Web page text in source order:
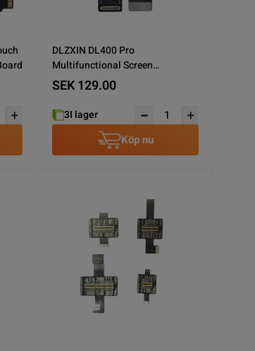
DLZXIN DL400 Pro
Multifunctional Screen
TesterTool Samsung S21 /S21
Flex
SEK 129.00
3I lager
Köp nu